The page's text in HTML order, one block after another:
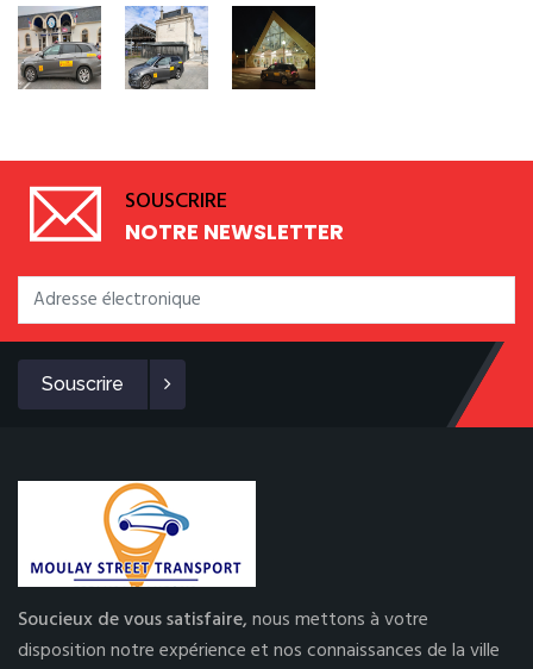
SOUSCRIRE
NOTRE NEWSLETTER
Souscrire
Soucieux de vous satisfaire,nous mettons à votre
disposition notre expérience et nos connaissances de la ville